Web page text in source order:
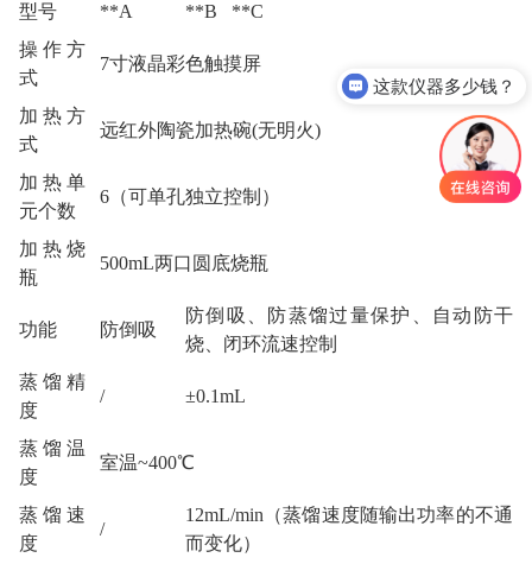
型号 **A **B
**C
操作方
式
7寸液晶彩色触摸屏
加热方
式
远红外陶瓷加热碗(无明火)
加热单
元个数
6（可单孔独立控制）
加热烧
瓶
500mL两口圆底烧瓶
功能 防倒吸
防倒吸、防蒸馏过量保护、自动防干
烧、闭环流速控制
蒸馏精
度
/ ±0.1mL
蒸馏温
度
室温~400℃
蒸馏速
度
/
12mL/min（蒸馏速度随输出功率的不通
而变化）
现在有优惠活动么？